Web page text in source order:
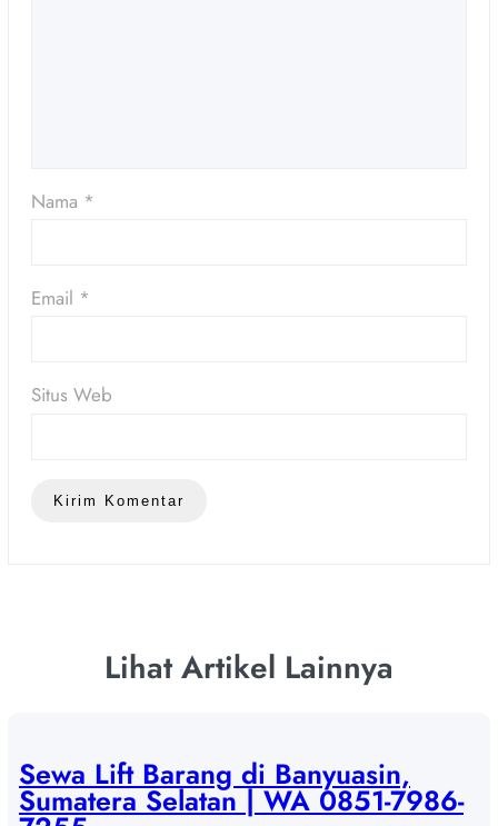
Nama *
Email *
Situs Web
Lihat Artikel Lainnya
Sewa Lift Barang di Banyuasin,
Sumatera Selatan | WA 0851-7986-